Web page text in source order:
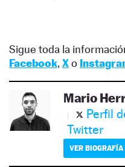
Sigue toda la
Facebook, Xo
Mario
Perfil
Twitter
VER BIOGRAFÍA